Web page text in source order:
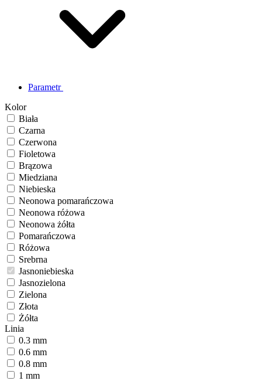
Parametr
Kolor
Biała
Czarna
Czerwona
Fioletowa
Brązowa
Miedziana
Niebieska
Neonowa pomarańczowa
Neonowa różowa
Neonowa żółta
Pomarańczowa
Różowa
Srebrna
Jasnoniebieska
Jasnozielona
Zielona
Złota
Żółta
Linia
0.3 mm
0.6 mm
0.8 mm
1 mm